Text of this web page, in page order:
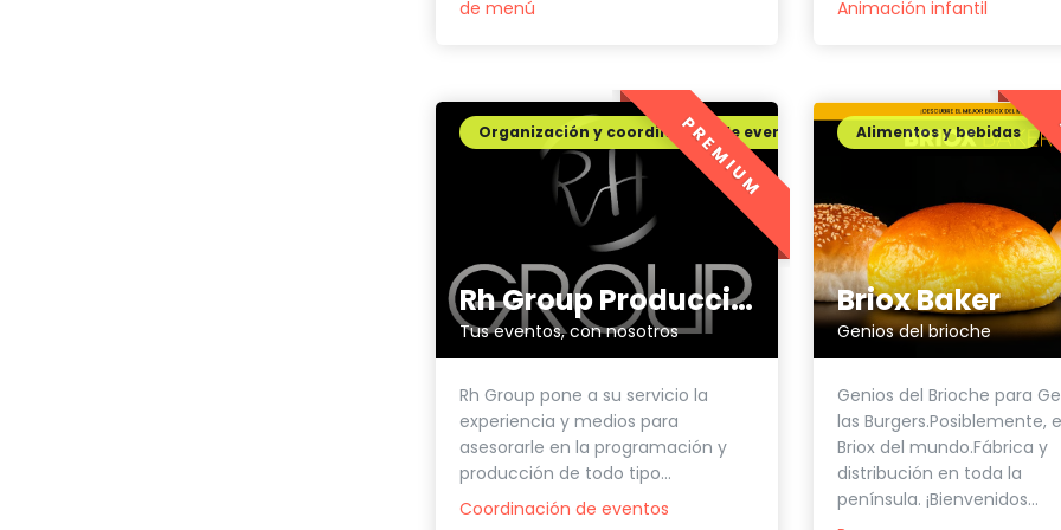
de menú Animación infantil
Rh Group Producciones
Tus eventos, con nosotros
Organización y coordinación de eventos
Rh Group pone a su servicio la
experiencia y medios para
asesorarle en la programación y
producción de todo tipo...
Coordinación de eventos
PREMIUM
Briox Baker
Genios del brioche
Alimentos y bebidas
Genios del Brioche para
las Burgers.Posiblemente,
Briox del mundo.Fábrica y
distribución en toda la
península. ¡Bienvenidos...